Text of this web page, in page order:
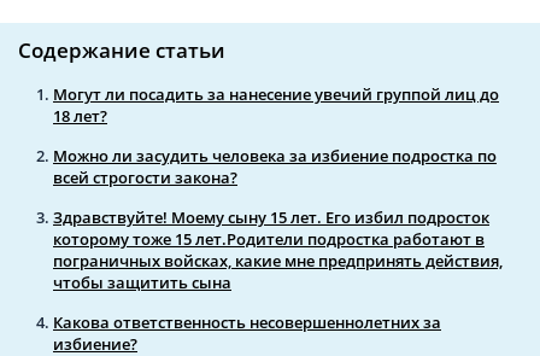
Содержание статьи
Могут ли посадить за нанесение увечий группой лиц до
18 лет?
Можно ли засудить человека за избиение подростка по
всей строгости закона?
Здравствуйте! Моему сыну 15 лет. Его избил подросток
которому тоже 15 лет.Родители подростка работают в
пограничных войсках, какие мне предпринять действия,
чтобы защитить сына
Какова ответственность несовершеннолетних за
избиение?